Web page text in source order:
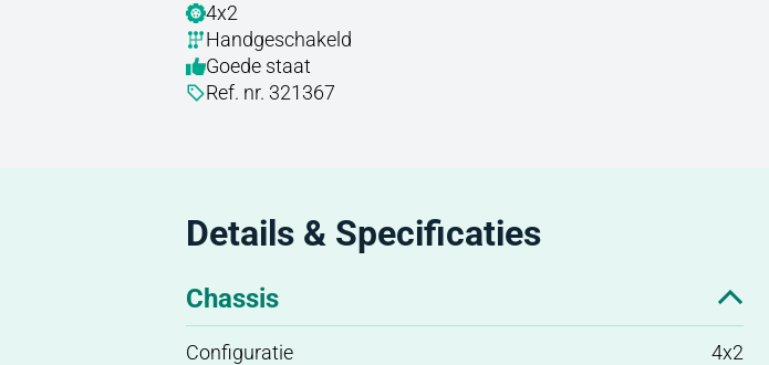
4x2
Handgeschakeld
Goede staat
Ref. nr. 321367
Details & Specificaties
Chassis
Configuratie
4x2